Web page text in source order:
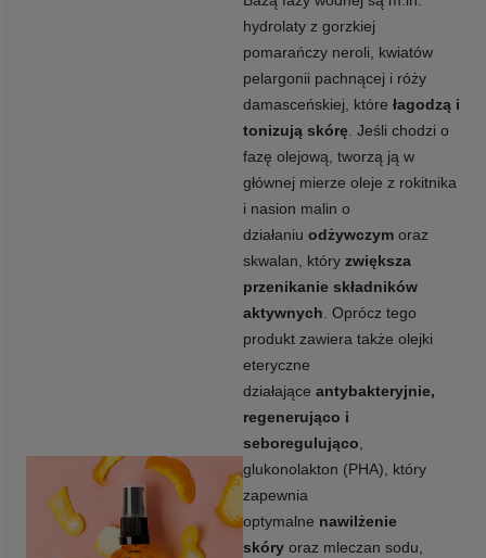
hydrolaty z gorzkiej
pomarańczy neroli, kwiatów
pelargonii pachnącej i róży
damasceńskiej, które łagodzą i
tonizują skórę. Jeśli chodzi o
fazę olejową, tworzą ją w
głównej mierze oleje z rokitnika
i nasion malin o
działaniu odżywczym oraz
skwalan, który zwiększa
przenikanie składników
aktywnych. Oprócz tego
produkt zawiera także olejki
eteryczne
działające antybakteryjnie,
regenerująco i
seboregulująco,
glukonolakton (PHA), który
zapewnia
optymalne nawilżenie
skóry oraz mleczan sodu,